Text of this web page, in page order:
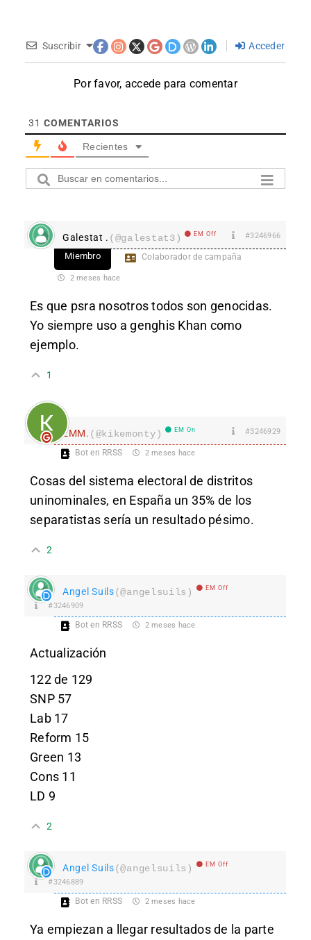
Suscribir Acceder
Por favor, accede para comentar
31 COMENTARIOS
Recientes
Galestat . (@galestat3) EM Off #3246966
Miembro Colaborador de campaña
2 meses hace
Es que psra nosotros todos son genocidas.
Yo siempre uso a genghis Khan como
ejemplo.
1
EMM. (@kikemonty) EM On #3246929
Bot en RRSS 2 meses hace
Cosas del sistema electoral de distritos
uninominales, en España un 35% de los
separatistas sería un resultado pésimo.
2
Angel Suils(@angelsuils) EM Off
#3246909
Bot en RRSS 2 meses hace
Actualización
122 de 129
SNP 57
Lab 17
Reform 15
Green 13
Cons 11
LD 9
2
Angel Suils(@angelsuils) EM Off
#3246889
Bot en RRSS 2 meses hace
Ya empiezan a llegar resultados de la parte